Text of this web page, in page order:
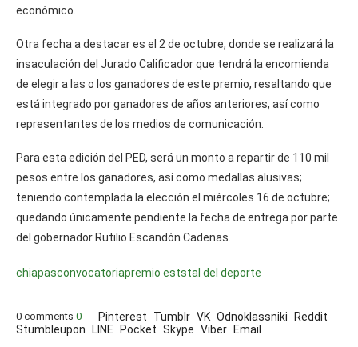
económico.
Otra fecha a destacar es el 2 de octubre, donde se realizará la
insaculación del Jurado Calificador que tendrá la encomienda
de elegir a las o los ganadores de este premio, resaltando que
está integrado por ganadores de años anteriores, así como
representantes de los medios de comunicación.
Para esta edición del PED, será un monto a repartir de 110 mil
pesos entre los ganadores, así como medallas alusivas;
teniendo contemplada la elección el miércoles 16 de octubre;
quedando únicamente pendiente la fecha de entrega por parte
del gobernador Rutilio Escandón Cadenas.
chiapasconvocatoriapremio eststal del deporte
0 comments 0 Pinterest Tumblr VK Odnoklassniki Reddit
Stumbleupon LINE Pocket Skype Viber Email